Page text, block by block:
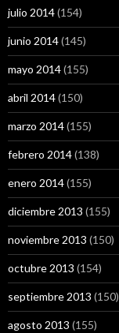
julio 2014(154)
junio 2014(145)
mayo 2014(155)
abril 2014(150)
marzo 2014(155)
febrero 2014(138)
enero 2014(155)
diciembre 2013 (155)
noviembre 2013 (150)
octubre 2013 (154)
septiembre 2013 (150)
agosto 2013 (155)